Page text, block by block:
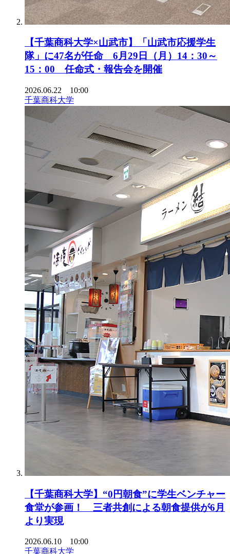
【千葉商科大学×山武市】「山武市応援学生
隊」に47名が任命 6月29日（月）14：30～
15：00 任命式・報告会を開催
2026.06.22 10:00
千葉商科大学
【千葉商科大学】“0円朝食”に学生ベンチャー
食堂が参画！ 三者共創による朝食提供が6月
より実現
2026.06.10 10:00
千葉商科大学